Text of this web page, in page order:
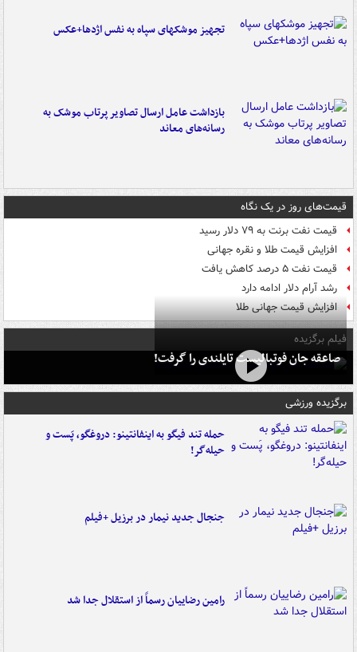
تجهیز موشکهای سپاه به نفس اژدها+عکس
بازداشت عامل ارسال تصاویر پرتاب موشک به
رسانه‌های معاند
قیمت‌های روز در یک نگاه
قیمت نفت برنت به ۷۹ دلار رسید
افزایش قیمت طلا و نقره جهانی
قیمت نفت ۵ درصد کاهش یافت
رشد آرام دلار ادامه دارد
افزایش قیمت جهانی طلا
فیلم برگزیده
صاعقه جان فوتبالیست تایلندی را گرفت!
برگزیده ورزشی
حمله تند فیگو به اینفانتینو: دروغگو، پَست‌ و
حیله‌گر!
جنجال جدید نیمار در برزیل +فیلم
رامین رضاییان رسماً از استقلال جدا شد